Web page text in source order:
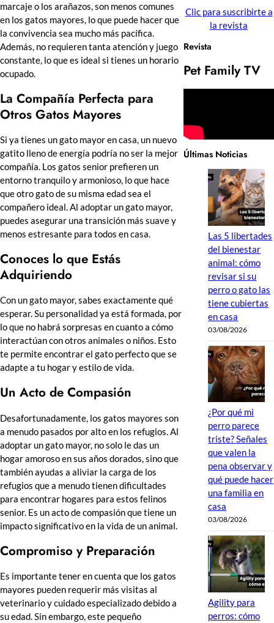
marcaje o los arañazos, son menos comunes
en los gatos mayores, lo que puede hacer que
la convivencia sea mucho más pacífica.
Además, no requieren tanta atención y juego
constante, lo que es ideal si tienes un horario
ocupado.
La Compañía Perfecta para
Otros Gatos Mayores
Si ya tienes un gato mayor en casa, un nuevo
gatito lleno de energía podría no ser la mejor
compañía. Los gatos senior prefieren un
entorno tranquilo y armonioso, lo que hace
que otro gato de su misma edad sea el
compañero ideal. Al adoptar un gato mayor,
puedes asegurar una transición más suave y
menos estresante para todos en casa.
Conoces lo que Estás
Adquiriendo
Con un gato mayor, sabes exactamente qué
esperar. Su personalidad ya está formada, por
lo que no habrá sorpresas en cuanto a cómo
interactúan con otros animales o niños. Esto
te permite encontrar el gato perfecto que se
adapte a tu hogar y estilo de vida.
Un Acto de Compasión
Desafortunadamente, los gatos mayores son
a menudo pasados por alto en los refugios. Al
adoptar un gato mayor, no solo le das un
hogar amoroso en sus años dorados, sino que
también ayudas a aliviar la carga de los
refugios que a menudo tienen dificultades
para encontrar hogares para estos felinos
senior. Es un acto de compasión que tiene un
impacto significativo en la vida de un animal.
Compromiso y Preparación
Es importante tener en cuenta que los gatos
mayores pueden requerir más visitas al
veterinario y cuidado especializado debido a
su edad. Sin embargo, este pequeño
Clic para suscribirte a
la revista
Revista
Pet Family TV
Últimas Noticias
Las 5 libertades
del bienestar
animal: cómo
revisar si su
perro o gato las
tiene cubiertas
en casa
03/08/2026
¿Por qué mi
perro parece
triste? Señales
que valen la
pena observar y
qué puede hacer
una familia en
casa
03/08/2026
Agility para
perros: cómo